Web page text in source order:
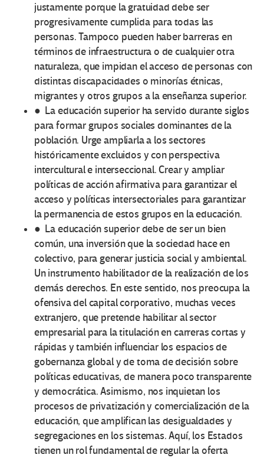
justamente porque la gratuidad debe ser
progresivamente cumplida para todas las
personas. Tampoco pueden haber barreras en
términos de infraestructura o de cualquier otra
naturaleza, que impidan el acceso de personas con
distintas discapacidades o minorías étnicas,
migrantes y otros grupos a la enseñanza superior.
● La educación superior ha servido durante siglos
para formar grupos sociales dominantes de la
población. Urge ampliarla a los sectores
históricamente excluidos y con perspectiva
intercultural e interseccional. Crear y ampliar
políticas de acción afirmativa para garantizar el
acceso y políticas intersectoriales para garantizar
la permanencia de estos grupos en la educación.
● La educación superior debe de ser un bien
común, una inversión que la sociedad hace en
colectivo, para generar justicia social y ambiental.
Un instrumento habilitador de la realización de los
demás derechos. En este sentido, nos preocupa la
ofensiva del capital corporativo, muchas veces
extranjero, que pretende habilitar al sector
empresarial para la titulación en carreras cortas y
rápidas y también influenciar los espacios de
gobernanza global y de toma de decisión sobre
políticas educativas, de manera poco transparente
y democrática. Asimismo, nos inquietan los
procesos de privatización y comercialización de la
educación, que amplifican las desigualdades y
segregaciones en los sistemas. Aquí, los Estados
tienen un rol fundamental de regular la oferta